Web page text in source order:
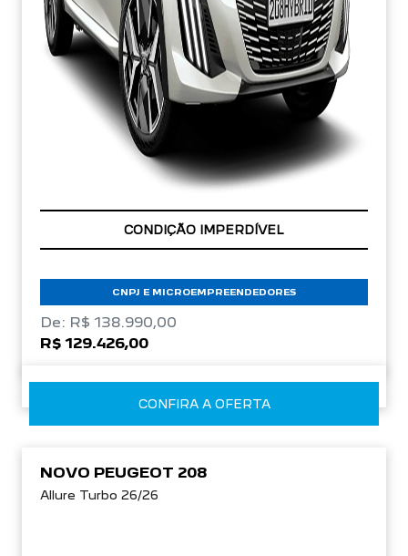
APROVEITE!
CNPJ E MICROEMPREENDEDORES
De: R$ 138.990,00
R$ 129.426,00
CONFIRA A OFERTA
NOVO PEUGEOT 208
Allure Turbo 26/26